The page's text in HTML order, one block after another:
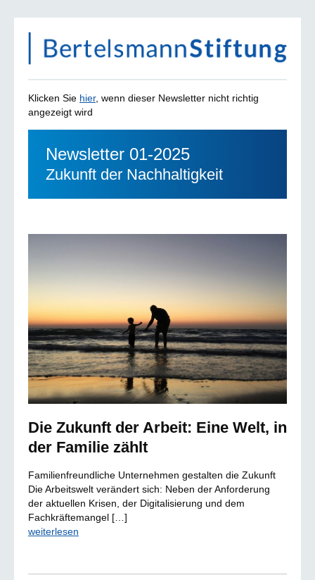
Klicken Sie hier, wenn dieser Newsletter nicht richtig
angezeigt wird
Newsletter 01-2025
Zukunft der Nachhaltigkeit
Die Zukunft der Arbeit: Eine Welt, in
der Familie zählt
Familienfreundliche Unternehmen gestalten die Zukunft
Die Arbeitswelt verändert sich: Neben der Anforderung
der aktuellen Krisen, der Digitalisierung und dem
Fachkräftemangel […]
weiterlesen